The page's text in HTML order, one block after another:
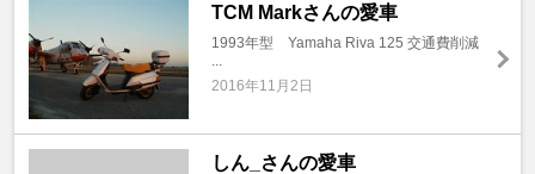
TCM Markさんの愛車
1993年型 Yamaha Riva 125 交通費削減
...
2016年11月2日
しん_さんの愛車